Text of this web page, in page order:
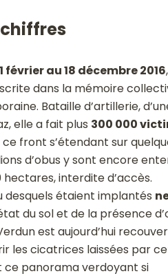
février au 18 décembre 2016,
dans la mémoire
Bataille d’artillerie,
elle a fait plus 300 000
front s’étendant sur
d’obus y sont encore
hectares, interdite d’accès.
desquels étaient implantés
du sol et de la présence
est aujourd’hui
les cicatrices laissées par
ce panorama verdoyant si